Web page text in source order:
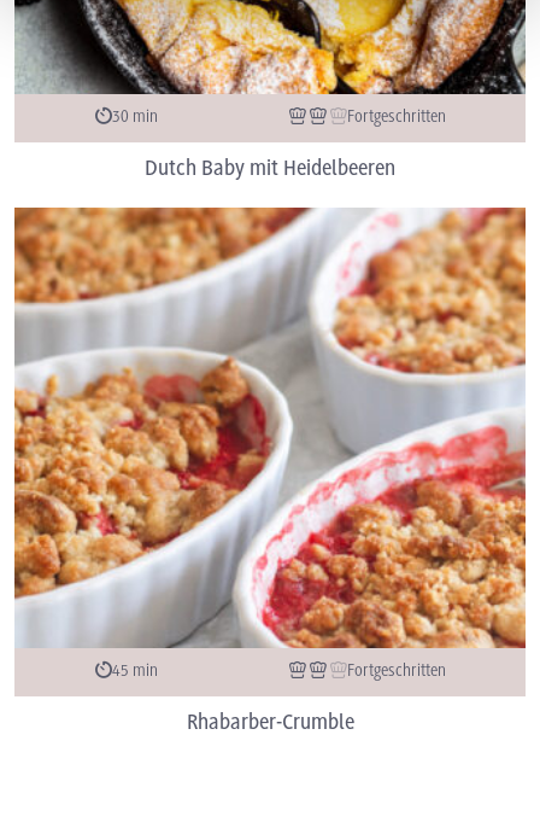
30 min Fortgeschritten
Dutch Baby mit Heidelbeeren
45 min Fortgeschritten
Rhabarber-Crumble